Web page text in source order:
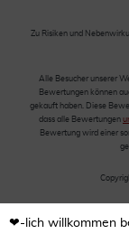
Zu Risiken und
Alle Besucher unserer
Bewertungen können
gekauft haben. Diese
dass alle Bewertungen
Bewertung wird einer
❤-lich willkommen